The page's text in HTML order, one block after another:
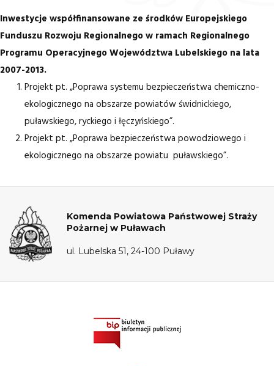
Inwestycje współfinansowane ze środków Europejskiego
Funduszu Rozwoju Regionalnego w ramach Regionalnego
Programu Operacyjnego Województwa Lubelskiego na lata
2007-2013.
Projekt pt. „Poprawa systemu bezpieczeństwa chemiczno-
ekologicznego na obszarze powiatów świdnickiego,
puławskiego, ryckiego i łęczyńskiego”.
Projekt pt. „Poprawa bezpieczeństwa powodziowego i
ekologicznego na obszarze powiatu puławskiego”.
Komenda Powiatowa Państwowej Straży
Pożarnej w Puławach
ul. Lubelska 51, 24-100 Puławy